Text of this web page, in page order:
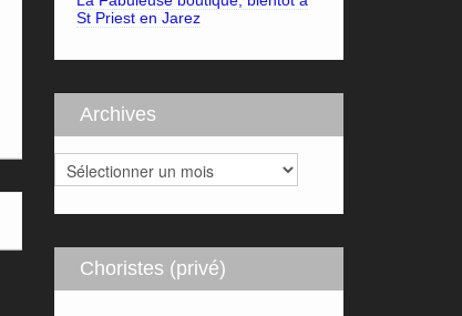
St Priest en Jarez
Archives
Archives
Choristes (privé)